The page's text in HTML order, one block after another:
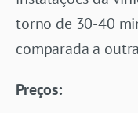
torno de 30-40
comparada a
Preços: